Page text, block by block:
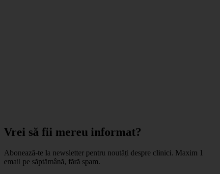
Vrei să fii mereu informat?
Abonează-te la newsletter pentru noutăți despre clinici. Maxim 1
email pe săptămână, fără spam.